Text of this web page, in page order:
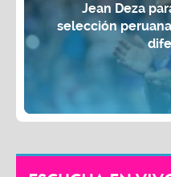
Jean Deza
selección